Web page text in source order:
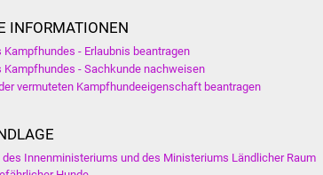
INFORMATIONEN
Kampfhundes - Erlaubnis beantragen
Kampfhundes - Sachkunde nachweisen
vermuteten Kampfhundeeigenschaft beantragen
des Innenministeriums und des Ministeriums Ländlicher Raum